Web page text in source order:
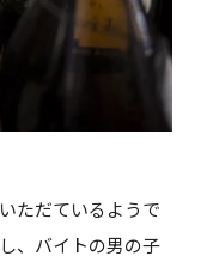
ただているようで
、バイトの男の子